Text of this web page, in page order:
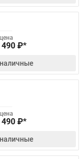
490 ₽*
490 ₽*